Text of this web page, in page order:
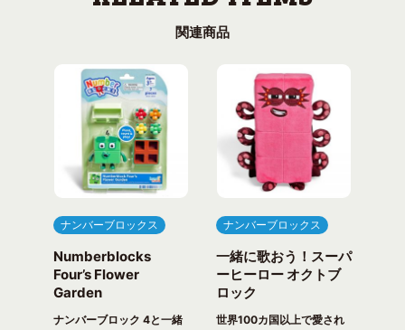
関連商品
ナンバーブロックス
Numberblocks
Four’s Flower
Garden
ナンバーブロック 4と一緒
ナンバーブロックス
一緒に歌おう！スーパ
ーヒーロー オクトブ
ロック
世界100カ国以上で愛され